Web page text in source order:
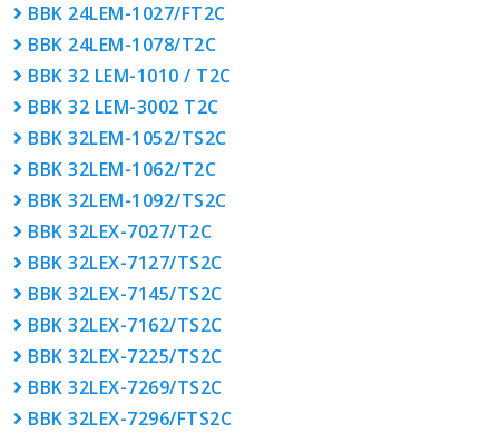
BBK 24LEM-1027/FT2C
BBK 24LEM-1078/T2C
BBK 32 LEM-1010 / T2C
BBK 32 LEM-3002 T2C
BBK 32LEM-1052/TS2C
BBK 32LEM-1062/T2C
BBK 32LEM-1092/TS2C
BBK 32LEX-7027/T2C
BBK 32LEX-7127/TS2C
BBK 32LEX-7145/TS2C
BBK 32LEX-7162/TS2C
BBK 32LEX-7225/TS2C
BBK 32LEX-7269/TS2C
BBK 32LEX-7296/FTS2C